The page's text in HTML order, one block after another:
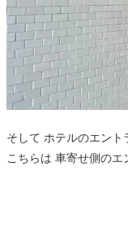
そして ホテルのエント
こちらは 車寄せ側のエ